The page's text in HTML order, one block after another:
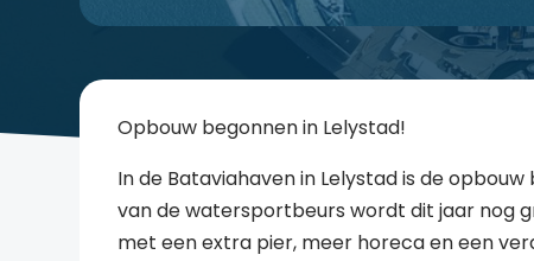
Opbouw begonnen in Lelystad!
In de Bataviahaven in Lelystad is de
van de watersportbeurs wordt dit jaar nog
met een extra pier, meer horeca en een